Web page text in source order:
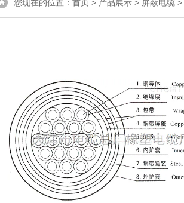
您现在的位置： 首页 > 产品展示 > 屏蔽电缆 >